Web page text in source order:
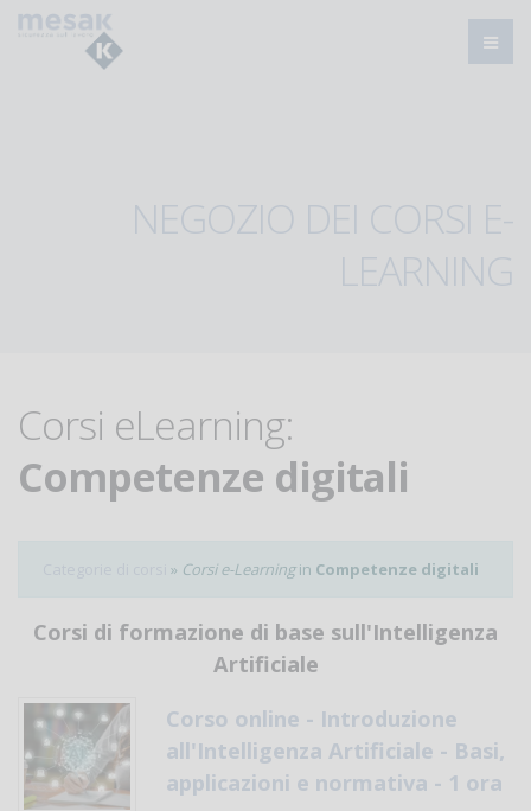
NEGOZIO DEI CORSI E-
LEARNING
Corsi eLearning:
Competenze digitali
» Corsi e-Learningin Competenze digitali
Corsi di formazione di base sull'Intelligenza
Artificiale
Corso online - Introduzione
all'Intelligenza Artificiale - Basi,
applicazioni e normativa - 1 ora